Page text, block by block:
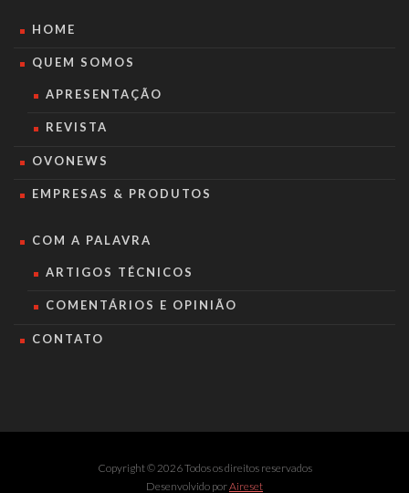
HOME
QUEM SOMOS
APRESENTAÇÃO
REVISTA
OVONEWS
EMPRESAS & PRODUTOS
COM A PALAVRA
ARTIGOS TÉCNICOS
COMENTÁRIOS E OPINIÃO
CONTATO
Copyright © 2026 Todos os direitos reservados
Desenvolvido porAireset